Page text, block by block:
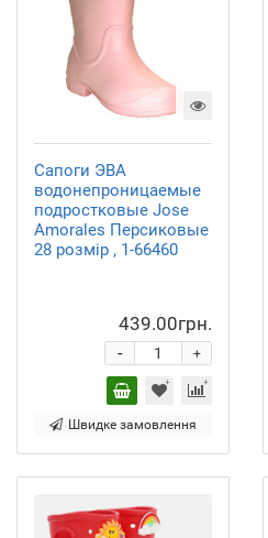
Сапоги ЭВА
водонепроницаемые
подростковые Jose
Amorales Персиковые
28 розмір , 1-66460
439.00грн.
+
-
Швидке замовлення